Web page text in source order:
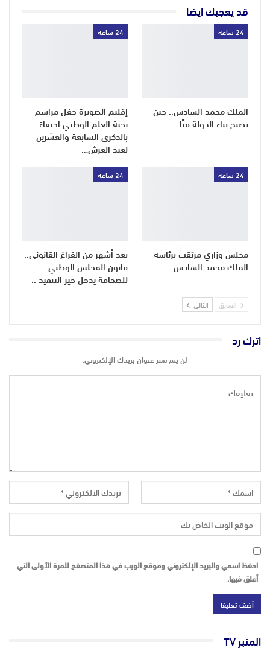
قد يعجبك ايضا
24 ساعة
الملك محمد السادس.. حين
يصبح بناء الدولة فنًا …
24 ساعة
إقليم الصويرة حفل مراسم
تحية العلم الوطني احتفاءً
بالذكرى السابعة والعشرين
لعيد العرش…
24 ساعة
مجلس وزاري مرتقب برئاسة
الملك محمد السادس …
24 ساعة
بعد أشهر من الفراغ القانوني..
قانون المجلس الوطني
للصحافة يدخل حيز التنفيذ ..
السابق التالي
اترك رد
لن يتم نشر عنوان بريدك الإلكتروني.
احفظ اسمي والبريد الإلكتروني وموقع الويب في هذا المتصفح للمرة الأولى التي
أعلق فيها.
المنبر TV